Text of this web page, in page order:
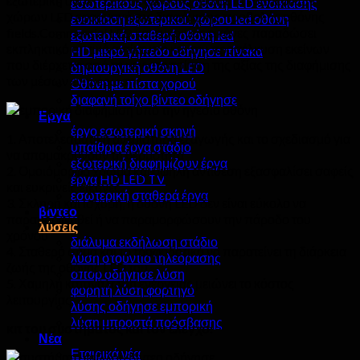
ενοικίαση εξωτερικού χώρου led οθόνη
εξωτερική σταθερή οθόνη led
HD μικρό γήπεδο οδήγησε πίνακα
δημιουργική οθόνη LED
Οθόνη με πίστα χορού
διαφανή τοίχο βίντεο οδήγησε
Εργα
έργο εσωτερική σκηνή
υπαίθρια έργα στάδιο
εξωτερική διαφημίζουν έργα
έργα HD LED TV
εσωτερική σταθερά έργα
βίντεο
λύσεις
διάλυμα εκδήλωση στάδιο
λύση στούντιο τηλεόρασης
σπορ οδήγησε λύση
φορητή λύση φορτηγό
λύσης οδήγησε εμπορική
λύση μπροστά πρόσβασης
Νέα
Εταιρικά νέα
χώρων LED εφαρμογή της διαφήμισης προβολής οθόνης
fields.Commercial LED και ευκρινείς εικόνες παραδώσει
εκπληκτικό οπτικό αντίκτυπο και την προσέλκυση εκείνων
που διέρχεται από τη μεγιστοποίηση της αξίας της διαφήμισης
των μέσων ενημέρωσης.
1. Αποτελεσματική ανεμιστήρα εξαγωγής και το σχεδιασμό για
να απομακρύνουν τη θερμότητα
2. Ομοιόμορφο χρώμα και υψηλή αντίθεση εξασφαλίσει σαφείς
και ευκρινείς εικόνες
3. Σκληρή και ισχυρή, η οθόνη LED δεν είναι εύκολο να
παραμορφωθεί ή να παραμορφώσουν την πάροδο του
χρόνου
4. Σταθερό σήμα και το τροφοδοτικό να παρατείνει τη διάρκεια
ζωής της οθόνης LED του
5. Χαμηλή κατανάλωση ενέργειας μειώνει το κόστος
λειτουργίας
κιτ του συστήματος και τον έλεγχο: